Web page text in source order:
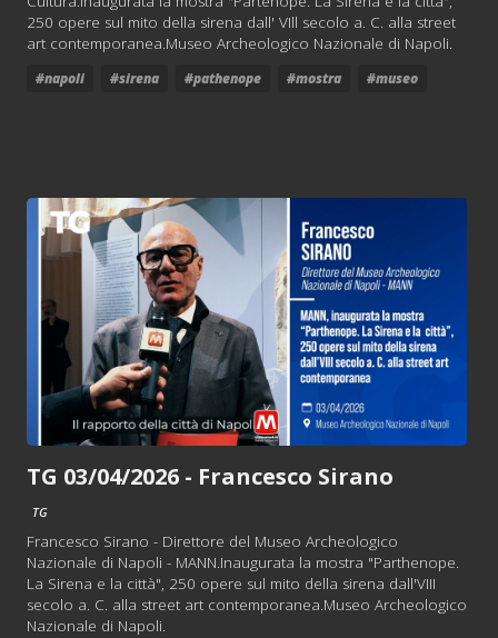
250 opere sul mito della sirena dall' VIll secolo a. C. alla street
art contemporanea.Museo Archeologico Nazionale di Napoli.
#napoli #sirena #pathenope #mostra #museo
TG 03/04/2026 - Francesco Sirano
TG
Francesco Sirano - Direttore del Museo Archeologico
Nazionale di Napoli - MANN.Inaugurata la mostra "Parthenope.
La Sirena e la città", 250 opere sul mito della sirena dall'VIII
secolo a. C. alla street art contemporanea.Museo Archeologico
Nazionale di Napoli.